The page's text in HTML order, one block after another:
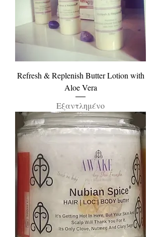
Refresh & Replenish Butter Lotion with
Aloe Vera
Εξαντλημένο